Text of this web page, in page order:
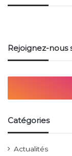
Rejoignez-nous
Catégories
Actualités